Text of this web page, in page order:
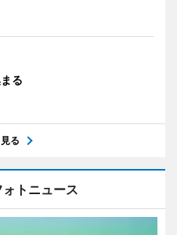
る
る
トニュース